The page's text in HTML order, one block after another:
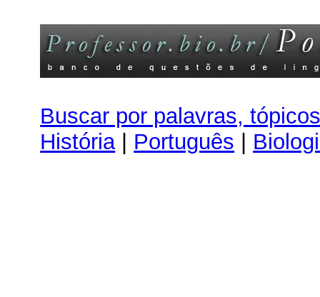
Buscar por palavras,
História| Português |